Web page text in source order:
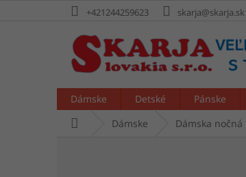
+421244259623 skarja@skarja.sk
Dámske Detské Pánske
DomovDámske Dámska